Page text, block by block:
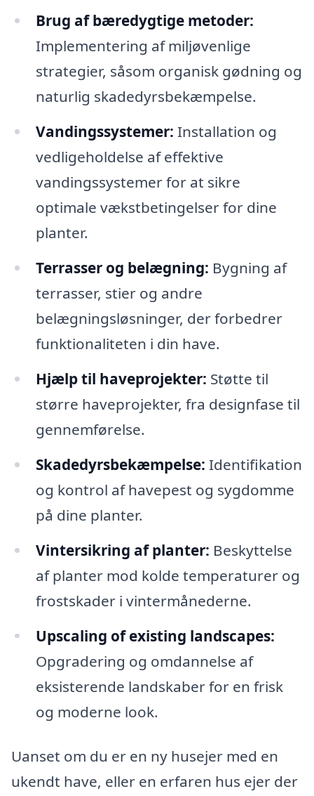
Brug af bæredygtige metoder:
Implementering af miljøvenlige
strategier, såsom organisk gødning og
naturlig skadedyrsbekæmpelse.
Vandingssystemer: Installation og
vedligeholdelse af effektive
vandingssystemer for at sikre
optimale vækstbetingelser for dine
planter.
Terrasser og belægning: Bygning af
terrasser, stier og andre
belægningsløsninger, der forbedrer
funktionaliteten i din have.
Hjælp til haveprojekter: Støtte til
større haveprojekter, fra designfase til
gennemførelse.
Skadedyrsbekæmpelse: Identifikation
og kontrol af havepest og sygdomme
på dine planter.
Vintersikring af planter: Beskyttelse
af planter mod kolde temperaturer og
frostskader i vintermånederne.
Upscaling of existing landscapes:
Opgradering og omdannelse af
eksisterende landskaber for en frisk
og moderne look.
Uanset om du er en ny husejer med en
ukendt have, eller en erfaren hus ejer der